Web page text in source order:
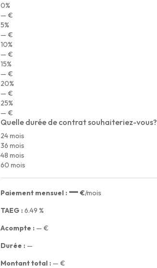
0%
— €
5%
— €
10%
— €
15%
— €
20%
— €
25%
— €
Quelle durée de contrat souhaiteriez-vous?
24 mois
36 mois
48 mois
60 mois
Paiement mensuel : — €/mois
TAEG : 6.49 %
Acompte : — €
Durée : —
Montant total : — €